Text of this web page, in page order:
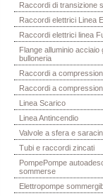
Raccordi di transizione
Raccordi elettrici Linea
Raccordi elettrici linea
Flange alluminio acciaio
bulloneria
Raccordi a
Raccordi a
Linea Scarico
Linea Antincendio
Valvole a sfera e
Tubi e raccordi zincati
PompePompe
sommerse
Elettropompe